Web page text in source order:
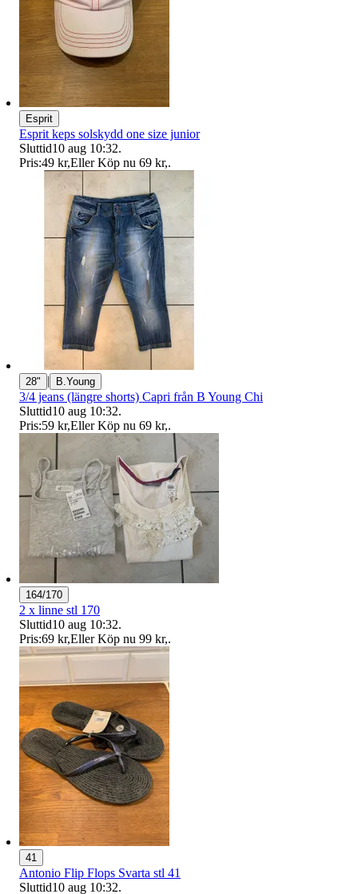
Esprit
Esprit keps solskydd one size junior
Sluttid10 aug 10:32.
Pris:49 kr,Eller Köp nu 69 kr,.
28" | B.Young
3/4 jeans (längre shorts) Capri från B Young Chi
Sluttid10 aug 10:32.
Pris:59 kr,Eller Köp nu 69 kr,.
164/170
2 x linne stl 170
Sluttid10 aug 10:32.
Pris:69 kr,Eller Köp nu 99 kr,.
41
Antonio Flip Flops Svarta stl 41
Sluttid10 aug 10:32.